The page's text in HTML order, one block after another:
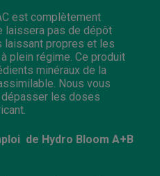
est complètement
laissera pas de dépôt
laissant propres et les
plein régime. Ce produit
minéraux de la
Nous vous
les doses
de Hydro Bloom A+B